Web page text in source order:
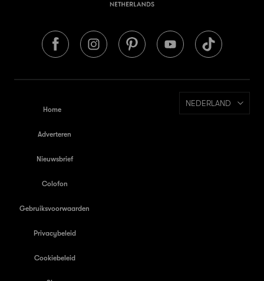
Home
Adverteren
Nieuwsbrief
Colofon
Gebruiksvoorwaarden
Privacybeleid
Cookiebeleid
NEDERLAND